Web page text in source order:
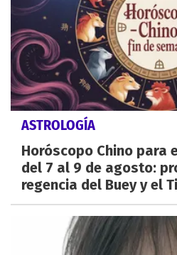
ASTROLOGÍA
Horóscopo Chino para
del 7 al 9 de agosto:
regencia del Buey y el